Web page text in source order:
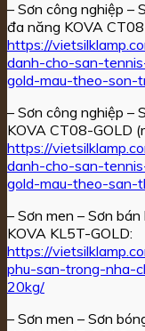
– Sơn công nghiệp –
đa năng KOVA
https://
danh-cho-san-
gold-mau-theo-
– Sơn công nghiệp –
KOVA CT08-GOLD
https://
danh-cho-san-
gold-mau-theo-
– Sơn men – Sơn
KOVA KL5T-GOLD:
https://
phu-san-trong-nha-
20kg/
– Sơn men – Sơn